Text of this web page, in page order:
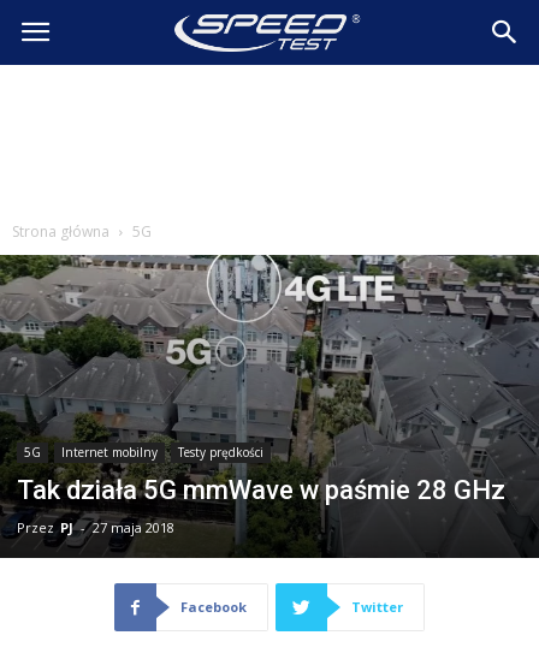
SpeedTest.pl
Strona główna 5G
5G Internet mobilny Testy prędkości
Tak działa 5G mmWave w paśmie 28 GHz
Przez PJ - 27 maja 2018
Facebook Twitter